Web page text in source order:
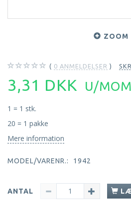
ZOOM
0 ANMELDELSER
3,31 DKK U/
1 = 1 stk.
20 = 1 pakke
Mere information
MODEL/VARENR.: 1942
ANTAL